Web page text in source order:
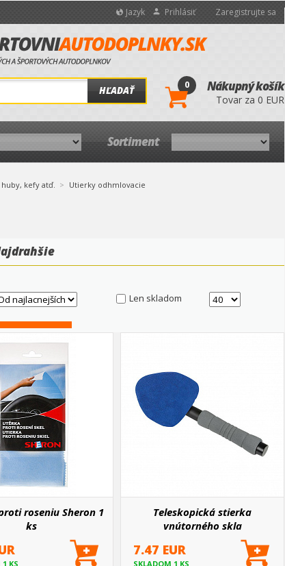
Jazyk Prihlásiť Zaregistrujte sa
HĽADAŤ 0 Nákupný košík
Tovar za 0 EUR
Sortiment
kefy atď. Utierky odhmlovacie
Len skladom
roseniu Sheron 1
ks
KS
Teleskopická stierka
vnútorného skla
7.47 EUR
SKLADOM 1 KS